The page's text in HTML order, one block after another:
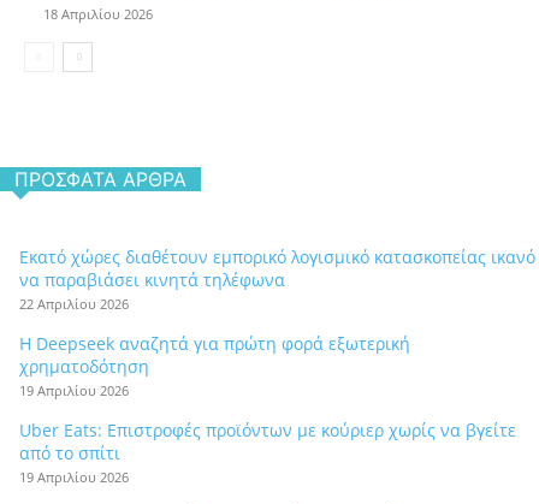
18 Απριλίου 2026
ΠΡΌΣΦΑΤΑ ΆΡΘΡΑ
Εκατό χώρες διαθέτουν εμπορικό λογισμικό κατασκοπείας ικανό
να παραβιάσει κινητά τηλέφωνα
22 Απριλίου 2026
Η Deepseek αναζητά για πρώτη φορά εξωτερική
χρηματοδότηση
19 Απριλίου 2026
Uber Eats: Επιστροφές προϊόντων με κούριερ χωρίς να βγείτε
από το σπίτι
19 Απριλίου 2026